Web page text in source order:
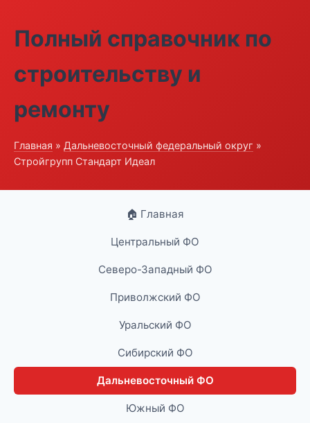
Полный справочник по
строительству и
ремонту
Главная » Дальневосточный федеральный округ »
Стройгрупп Стандарт Идеал
🏠 Главная
Центральный ФО
Северо-Западный ФО
Приволжский ФО
Уральский ФО
Сибирский ФО
Дальневосточный ФО
Южный ФО